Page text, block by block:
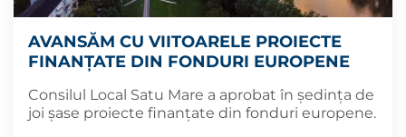
AVANSĂM CU VIITOARELE PROIECTE
FINANȚATE DIN FONDURI EUROPENE
Consilul Local Satu Mare a aprobat în ședința de
joi șase proiecte finanțate din fonduri europene.